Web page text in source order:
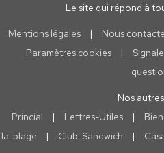
Le site qui répond à
Mentions légales | Nous
Paramètres cookies
|
Nos
Princial
| Lettres-Utiles |
la-plage
| Club-Sandwich |